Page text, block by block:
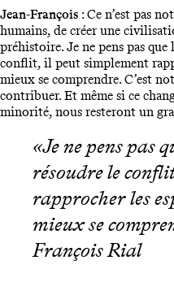
Jean-François : Ce n’est pas
humains, de créer une
préhistoire. Je ne pens pas que
conflit, il peut simplement
mieux se comprendre. C’est
contribuer. Et même si ce
minorité, nous resteront un
«Je ne pens pas
résoudre le
rapprocher les
mieux se
François Rial